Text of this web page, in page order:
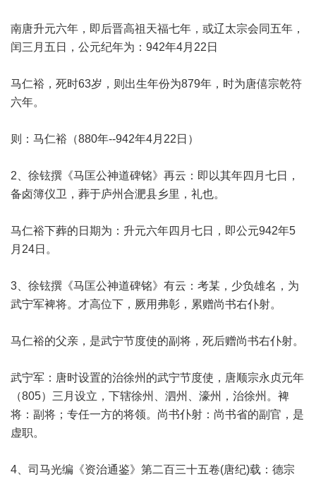
南唐升元六年，即后晋高祖天福七年，或辽太宗会同五年，
闰三月五日，公元纪年为：942年4月22日
马仁裕，死时63岁，则出生年份为879年，时为唐僖宗乾符
六年。
则：马仁裕（880年--942年4月22日）
2、徐铉撰《马匡公神道碑铭》再云：即以其年四月七日，
备卤簿仪卫，葬于庐州合淝县乡里，礼也。
马仁裕下葬的日期为：升元六年四月七日，即公元942年5
月24日。
3、徐铉撰《马匡公神道碑铭》有云：考某，少负雄名，为
武宁军裨将。才高位下，厥用弗彰，累赠尚书右仆射。
马仁裕的父亲，是武宁节度使的副将，死后赠尚书右仆射。
武宁军：唐时设置的治徐州的武宁节度使，唐顺宗永贞元年
（805）三月设立，下辖徐州、泗州、濠州，治徐州。裨
将：副将；专任一方的将领。尚书仆射：尚书省的副官，是
虚职。
4、司马光编《资治通鉴》第二百三十五卷(唐纪)载：德宗